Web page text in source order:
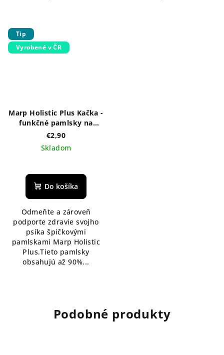
Tip
Vyrobené v ČR
Marp Holistic Plus Kačka -
funkčné pamlsky na
podporu mobility pre
psov 80g
€2,90
Skladom
Do košíka
Odmeňte a zároveň
podporte zdravie svojho
psíka špičkovými
pamlskami Marp Holistic
Plus.Tieto pamlsky
obsahujú až 90%...
Podobné produkty